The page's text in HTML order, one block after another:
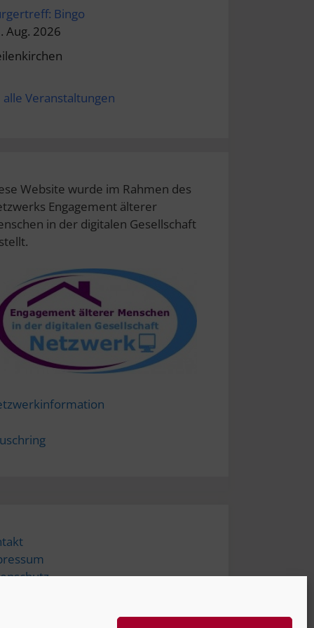
Bingo
Aug. 2026
alle Veranstaltungen
Website wurde im Rahmen des
Engagement älterer
in der digitalen Gesellschaft